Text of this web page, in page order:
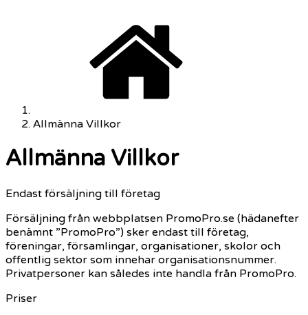
Allmänna Villkor
Allmänna Villkor
Endast försäljning till företag
Försäljning från webbplatsen PromoPro.se (hädanefter
benämnt ”PromoPro”) sker endast till företag,
föreningar, församlingar, organisationer, skolor och
offentlig sektor som innehar organisationsnummer.
Privatpersoner kan således inte handla från PromoPro.
Priser